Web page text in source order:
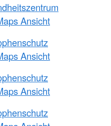
Ansicht
Ansicht
Ansicht